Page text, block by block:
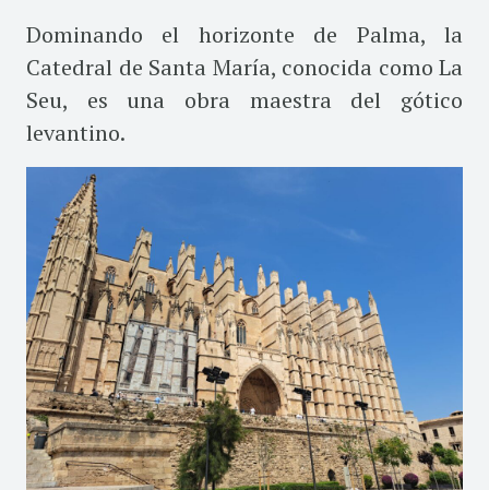
Dominando el horizonte de Palma, la
Catedral de Santa María, conocida como La
Seu, es una obra maestra del gótico
levantino.